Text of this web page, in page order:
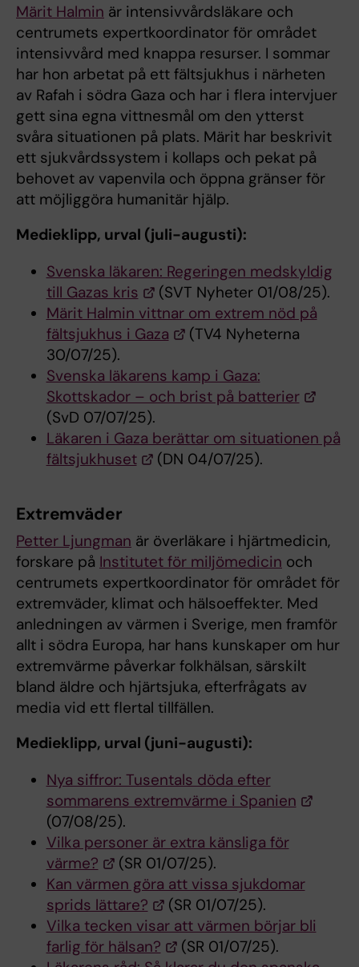
Märit Halmin är intensivvårdsläkare och
centrumets expertkoordinator för området
intensivvård med knappa resurser. I sommar
har hon arbetat på ett fältsjukhus i närheten
av Rafah i södra Gaza och har i flera intervjuer
gett sina egna vittnesmål om den ytterst
svåra situationen på plats. Märit har beskrivit
ett sjukvårdssystem i kollaps och pekat på
behovet av vapenvila och öppna gränser för
att möjliggöra humanitär hjälp.
Medieklipp, urval (juli-augusti):
Svenska läkaren: Regeringen medskyldig
till Gazas kris
(SVT Nyheter 01/08/25).
Märit Halmin vittnar om extrem nöd på
fältsjukhus i Gaza
(TV4 Nyheterna
30/07/25).
Svenska läkarens kamp i Gaza:
Skottskador – och brist på batterier
(SvD 07/07/25).
Läkaren i Gaza berättar om situationen på
fältsjukhuset
(DN 04/07/25).
Extremväder
Petter Ljungman är överläkare i hjärtmedicin,
forskare på Institutet för miljömedicin och
centrumets expertkoordinator för området för
extremväder, klimat och hälsoeffekter. Med
anledningen av värmen i Sverige, men framför
allt i södra Europa, har hans kunskaper om hur
extremvärme påverkar folkhälsan, särskilt
bland äldre och hjärtsjuka, efterfrågats av
media vid ett flertal tillfällen.
Medieklipp, urval (juni-augusti):
Nya siffror: Tusentals döda efter
sommarens extremvärme i Spanien
(07/08/25).
Vilka personer är extra känsliga för
värme?
(SR 01/07/25).
Kan värmen göra att vissa sjukdomar
sprids lättare?
(SR 01/07/25).
Vilka tecken visar att värmen börjar bli
farlig för hälsan?
(SR 01/07/25).